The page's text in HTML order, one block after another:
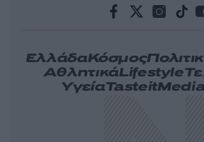
ΕλλάδαΚόσμος
ΑθλητικάLifestyle
ΥγείαTasteit